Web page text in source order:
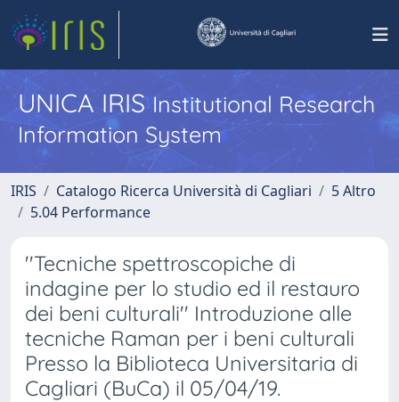
UNICA IRISInstitutional Research
Information System
IRIS Catalogo Ricerca Università di Cagliari
5 Altro
5.04 Performance
''Tecniche spettroscopiche di
indagine per lo studio ed il restauro
dei beni culturali'' Introduzione alle
tecniche Raman per i beni culturali
Presso la Biblioteca Universitaria di
Cagliari (BuCa) il 05/04/19.